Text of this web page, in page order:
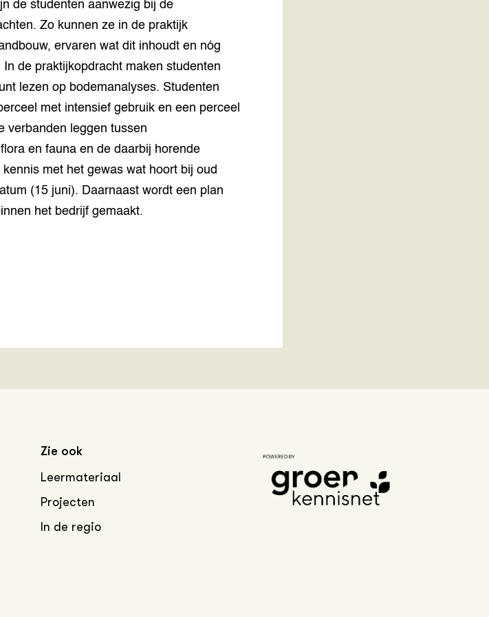
de studenten aanwezig bij de
Zo kunnen ze in de praktijk
ervaren wat dit inhoudt en nóg
de praktijkopdracht maken studenten
lezen op bodemanalyses. Studenten
met intensief gebruik en een perceel
verbanden leggen tussen
en fauna en de daarbij horende
met het gewas wat hoort bij oud
(15 juni). Daarnaast wordt een plan
het bedrijf gemaakt.
Zie ook
Leermateriaal
Projecten
In de regio